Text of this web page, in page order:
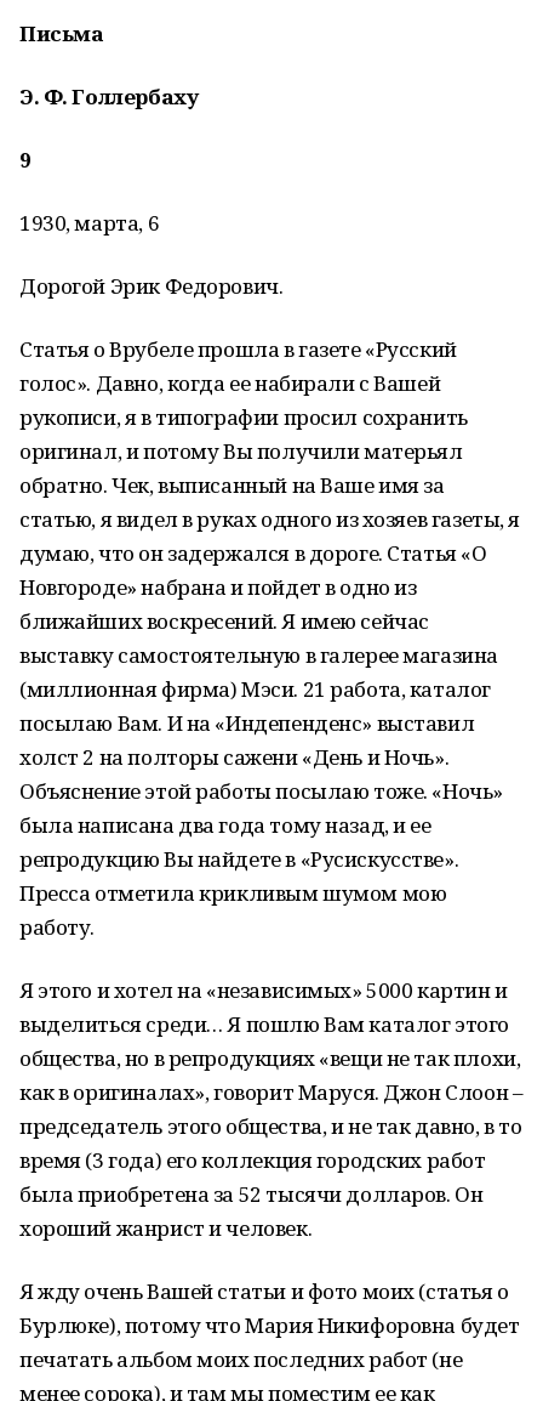
Письма
Э. Ф. Голлербаху
9
1930, марта, 6
Дорогой Эрик Федорович.
Статья о Врубеле прошла в газете «Русский
голос». Давно, когда ее набирали с Вашей
рукописи, я в типографии просил сохранить
оригинал, и потому Вы получили матерьял
обратно. Чек, выписанный на Ваше имя за
статью, я видел в руках одного из хозяев газеты, я
думаю, что он задержался в дороге. Статья «О
Новгороде» набрана и пойдет в одно из
ближайших воскресений. Я имею сейчас
выставку самостоятельную в галерее магазина
(миллионная фирма) Мэси. 21 работа, каталог
посылаю Вам. И на «Индепенденс» выставил
холст 2 на полторы сажени «День и Ночь».
Объяснение этой работы посылаю тоже. «Ночь»
была написана два года тому назад, и ее
репродукцию Вы найдете в «Русискусстве».
Пресса отметила крикливым шумом мою
работу.
Я этого и хотел на «независимых» 5000 картин и
выделиться среди… Я пошлю Вам каталог этого
общества, но в репродукциях «вещи не так плохи,
как в оригиналах», говорит Маруся. Джон Слоон –
председатель этого общества, и не так давно, в то
время (3 года) его коллекция городских работ
была приобретена за 52 тысячи долларов. Он
хороший жанрист и человек.
Я жду очень Вашей статьи и фото моих (статья о
Бурлюке), потому что Мария Никифоровна будет
печатать альбом моих последних работ (не
менее сорока), и там мы поместим ее как